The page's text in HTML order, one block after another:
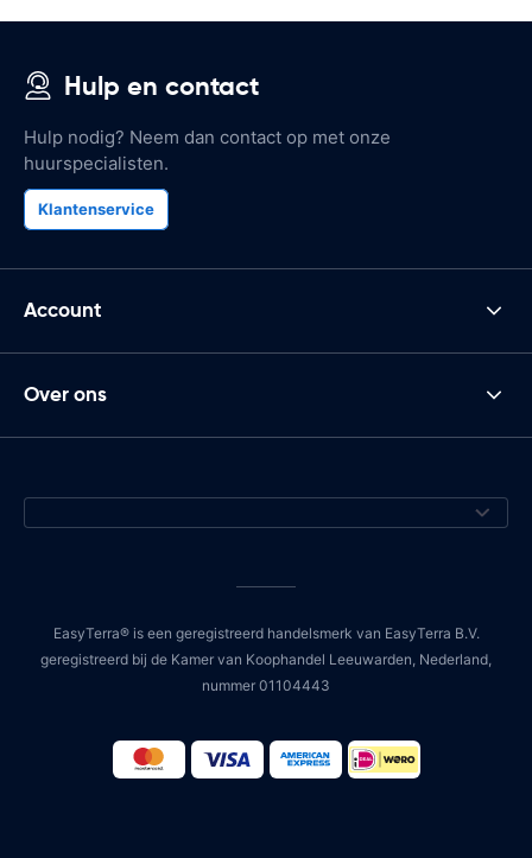
Hulp en contact
Hulp nodig? Neem dan contact op met onze
huurspecialisten.
Klantenservice
Account
Over ons
EasyTerra® is een geregistreerd handelsmerk van EasyTerra B.V.
geregistreerd bij de Kamer van Koophandel Leeuwarden, Nederland,
nummer 01104443